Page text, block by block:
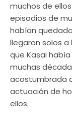
muchos de
episodios de
habían
llegaron solos
que Kasai
muchas
acostumbrada
actuación de
ellos.